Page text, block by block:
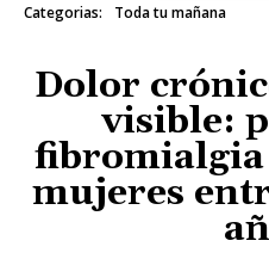
Categorias: Toda tu mañana
Dolor
visible:
fibromialgia
mujeres